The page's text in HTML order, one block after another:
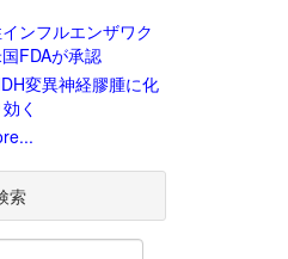
ンフルエンザワク
FDAが承認
変異神経膠腫に化
く
索